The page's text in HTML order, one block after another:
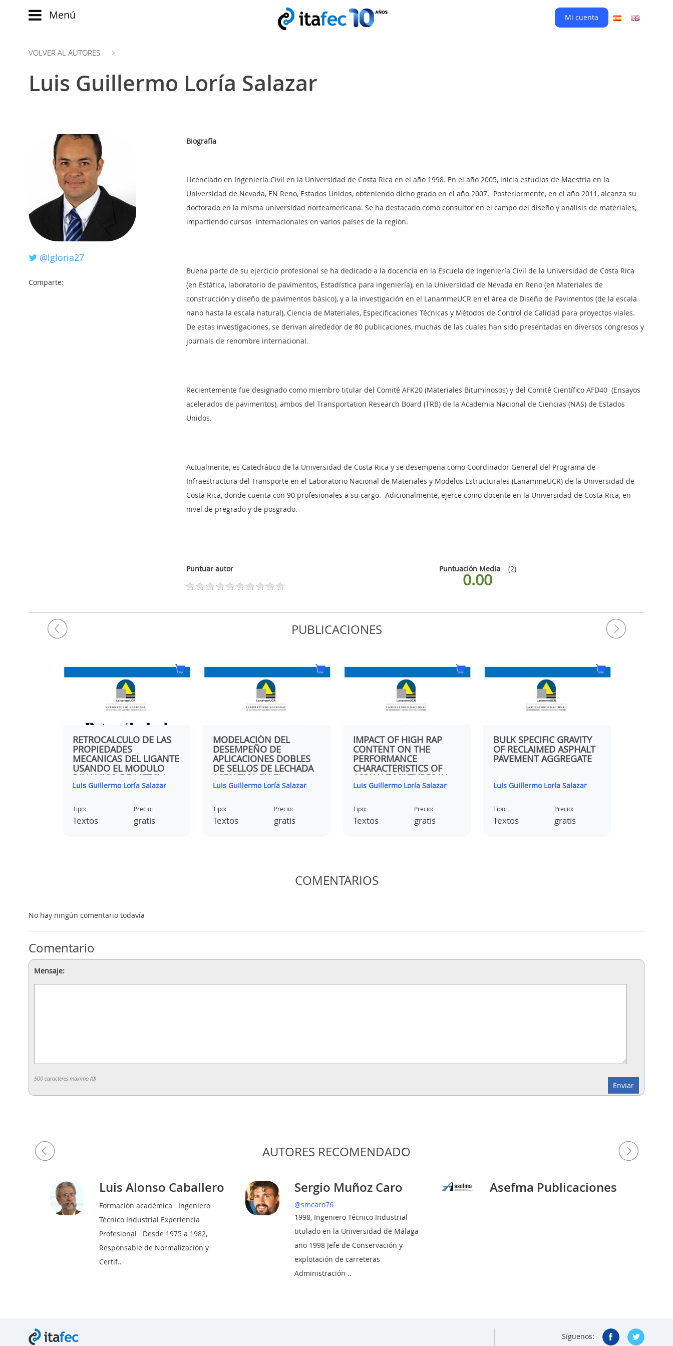
Menú Mi cuenta
Main
INICIO
EVOLUCIÓN
TRANSFORMACIÓN
CUSTOMER
EXPERIENCE
VOLVER AL AUTORES
Luis Guillermo Loría Salazar
@lgloria27
Comparte:
Biografía
Licenciado en Ingeniería Civil en la Universidad de Costa Rica en el año 1998. En el año 2005, inicia estudios de Maestría en la
Universidad de Nevada, EN Reno, Estados Unidos, obteniendo dicho grado en el año 2007. Posteriormente, en el año 2011, alcanza su
doctorado en la misma universidad norteamericana. Se ha destacado como consultor en el campo del diseño y análisis de materiales,
impartiendo cursos internacionales en varios países de la región.
Buena parte de su ejercicio profesional se ha dedicado a la docencia en la Escuela de Ingeniería Civil de la Universidad de Costa Rica
(en Estática, laboratorio de pavimentos, Estadística para ingeniería), en la Universidad de Nevada en Reno (en Materiales de
construcción y diseño de pavimentos básico), y a la investigación en el LanammeUCR en el área de Diseño de Pavimentos (de la escala
nano hasta la escala natural), Ciencia de Materiales, Especificaciones Técnicas y Métodos de Control de Calidad para proyectos viales.
De estas investigaciones, se derivan alrededor de 80 publicaciones, muchas de las cuales han sido presentadas en diversos congresos y
journals de renombre internacional.
Recientemente fue designado como miembro titular del Comité AFK20 (Materiales Bituminosos) y del Comité Científico AFD40 (Ensayos
acelerados de pavimentos), ambos del Transportation Research Board (TRB) de la Academia Nacional de Ciencias (NAS) de Estados
Unidos.
Actualmente, es Catedrático de la Universidad de Costa Rica y se desempeña como Coordinador General del Programa de
Infraestructura del Transporte en el Laboratorio Nacional de Materiales y Modelos Estructurales (LanammeUCR) de la Universidad de
Costa Rica, donde cuenta con 90 profesionales a su cargo. Adicionalmente, ejerce como docente en la Universidad de Costa Rica, en
nivel de pregrado y de posgrado.
Puntuar autor Puntuación Media (2)
0.00
PUBLICACIONES
RETROCALCULO DE LAS
PROPIEDADES
MECANICAS DEL LIGANTE
USANDO EL MODULO
DINAMICO DE MEZCLA
ASFALTICA
Luis Guillermo Loría Salazar
Tipo:
Textos
Precio:
gratis
MODELACIÓN DEL
DESEMPEÑO DE
APLICACIONES DOBLES
DE SELLOS DE LECHADA
ASFALTICA EN EL
CONDADO DE WASHOE,
Luis Guillermo Loría Salazar
Tipo:
Textos
Precio:
gratis
IMPACT OF HIGH RAP
CONTENT ON THE
PERFORMANCE
CHARACTERISTICS OF
ASPHALT MIXTURES IN
MANITOBA
Luis Guillermo Loría Salazar
Tipo:
Textos
Precio:
gratis
BULK SPECIFIC GRAVITY
OF RECLAIMED ASPHALT
PAVEMENT AGGREGATE
Luis Guillermo Loría Salazar
Tipo:
Textos
Precio:
gratis
COMENTARIOS
No hay ningún comentario todavía
Comentario
Mensaje:
500 caracteres máximo (0)
AUTORES RECOMENDADO
Luis Alonso Caballero
Formación académica Ingeniero
Técnico Industrial Experiencia
Profesional Desde 1975 a 1982,
Responsable de Normalización y
Certif..
Sergio Muñoz Caro
@smcaro76
1998, Ingeniero Técnico Industrial
titulado en la Universidad de Málaga
año 1998 Jefe de Conservación y
explotación de carreteras
Administración ..
Asefma Publicaciones
Síguenos: